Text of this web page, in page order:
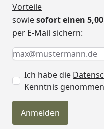
Vorteile
sowiesofort einen
per E-Mail sichern:
Keine Eingabe
Eingabe erforderlich
E-Mail *
Ich habe die
Kenntnis genommen
Anmelden